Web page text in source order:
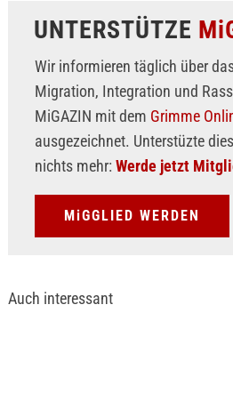
UNTERSTÜTZE
Wir informieren täglich über
Migration, Integration und
MiGAZIN mit dem Grimme
ausgezeichnet. Unterstüzte
nichts mehr: Werde jetzt
MiGGLIED WERDEN
Auch interessant